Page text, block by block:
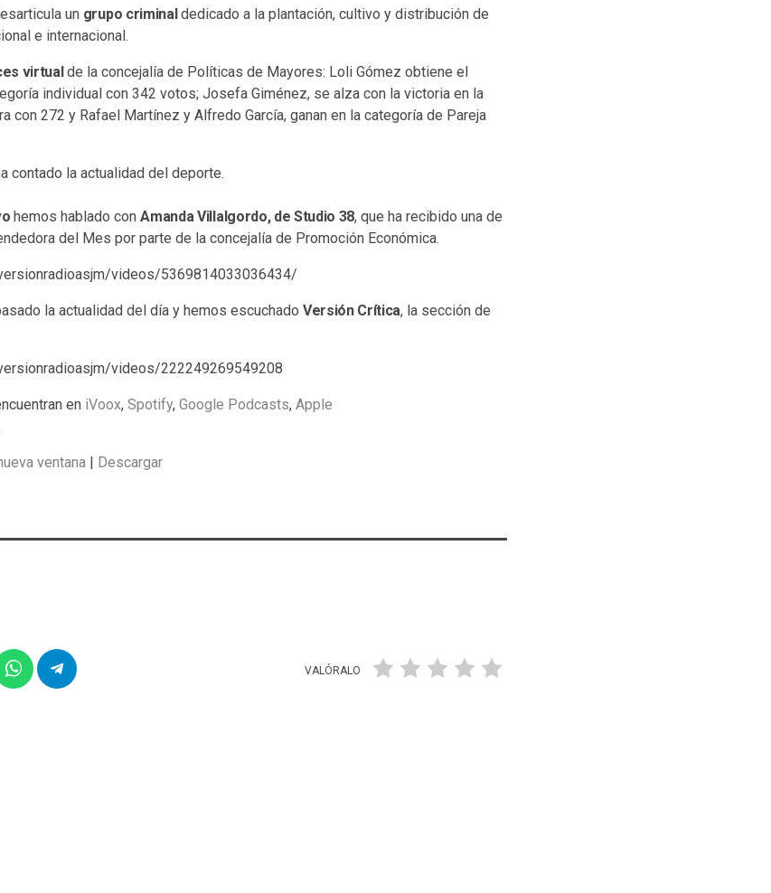
un grupo criminaldedicado a la plantación, cultivo y distribución de
e internacional.
virtualde la concejalía de Políticas de Mayores: Loli Gómez obtiene el
individual con 342 votos; Josefa Giménez, se alza con la victoria en la
con 272 y Rafael Martínez y Alfredo García, ganan en la categoría de Pareja
contado la actualidad del deporte.
hemos hablado conAmanda Villalgordo, de Studio 38, que ha recibido una de
del Mes por parte de la concejalía de Promoción Económica.
videos/5369814033036434/
la actualidad del día y hemos escuchado Versión Crítica, la sección de
videos/222249269549208
en iVoox, Spotify, Google Podcasts, Apple
ventana | Descargar
VALÓRALO